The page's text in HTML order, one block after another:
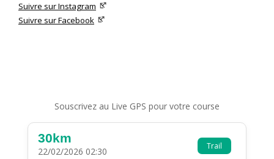
Suivre sur Instagram
Suivre sur Facebook
Souscrivez au Live GPS pour votre course
Trail
30km
22/02/2026 02:30